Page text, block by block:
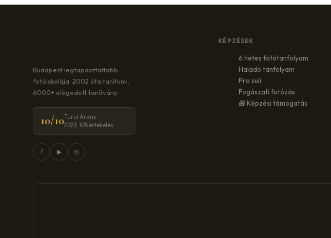
Budapest legtapasztaltabb
fotóiskolája. 2002 óta tanítunk,
6000+ elégedett tanítvány.
10/10Turul Arany
2023 · 105 értékelés
f ▶ ◎
KÉPZÉSEK
6 hetes fotótanfolyam
Haladó tanfolyam
Pro suli
Fogászati fotózás
🎁 Képzési támogatás